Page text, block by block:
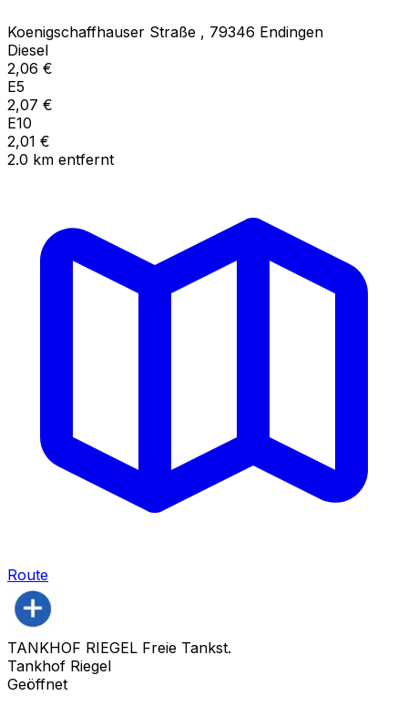
Koenigschaffhauser Straße , 79346 Endingen
Diesel
2,06 €
E5
2,07 €
E10
2,01 €
2.0 km entfernt
Route
TANKHOF RIEGEL Freie Tankst.
Tankhof Riegel
Geöffnet